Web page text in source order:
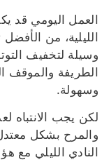
العمل اليومي قد
الليلية، من
وسيلة لتخفيف
الطريفة والموقف
وسهولة.
لكن يجب الانتباه
والمرح بشكل
النادي الليلي مع